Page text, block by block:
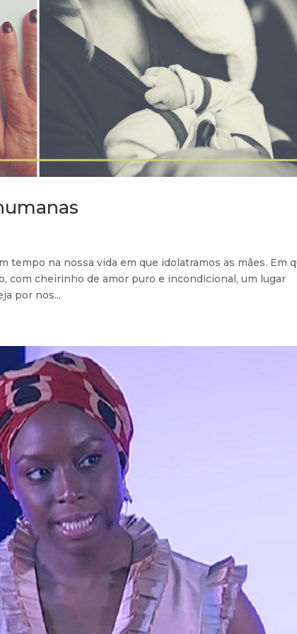
tempo na nossa vida em que idolatramos as mães. Em
com cheirinho de amor puro e incondicional, um lugar
por nos...